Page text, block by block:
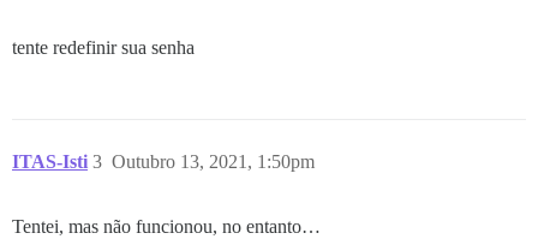
tente redefinir sua senha
ITAS-Isti Outubro 13, 2021, 1:50pm
3
Tentei, mas não funcionou, no entanto…